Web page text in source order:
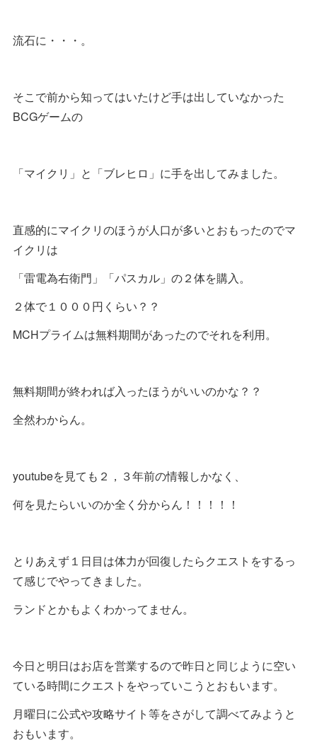
流石に・・・。
そこで前から知ってはいたけど手は出していなかった
BCGゲームの
「マイクリ」と「ブレヒロ」に手を出してみました。
直感的にマイクリのほうが人口が多いとおもったのでマ
イクリは
「雷電為右衛門」「パスカル」の２体を購入。
２体で１０００円くらい？？
MCHプライムは無料期間があったのでそれを利用。
無料期間が終われば入ったほうがいいのかな？？
全然わからん。
youtubeを見ても２，３年前の情報しかなく、
何を見たらいいのか全く分からん！！！！！
とりあえず１日目は体力が回復したらクエストをするっ
て感じでやってきました。
ランドとかもよくわかってません。
今日と明日はお店を営業するので昨日と同じように空い
ている時間にクエストをやっていこうとおもいます。
月曜日に公式や攻略サイト等をさがして調べてみようと
おもいます。